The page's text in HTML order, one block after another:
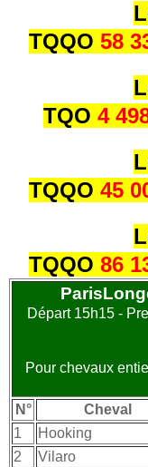
TQQO 58
TQO 4
TQQO 45
TQQO 86
Départ 15h15 -
Pour chevaux
N°
Cheval
1
Hooking
2
Vilaro